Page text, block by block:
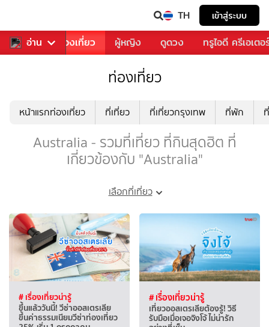
TH เข้าสู่ระบบ
อ่าน
อาหาร ท่องเที่ยว ผู้หญิง ดูดวง ทรูไอดี ครีเอเตอ
ท่องเที่ยว
หน้าแรกท่องเที่ยว ที่เที่ยว ที่เที่ยวกรุงเทพ ที่พัก
Australia - รวมที่เที่ยว ที่กินสุดฮิต ที่
เกี่ยวข้องกับ "Australia"
เลือกที่เที่ยว
# เรื่องเที่ยวน่ารู้
ขึ้นแล้ววันนี้! วีซ่าออสเตรเลีย
ขึ้นค่าธรรมเนียมวีซ่าท่องเที่ยว
# เรื่องเที่ยวน่ารู้
เที่ยวออสเตรเลียต้องรู้! วิธี
รับมือเมื่อเจอจิงโจ้ ไม่น่ารัก